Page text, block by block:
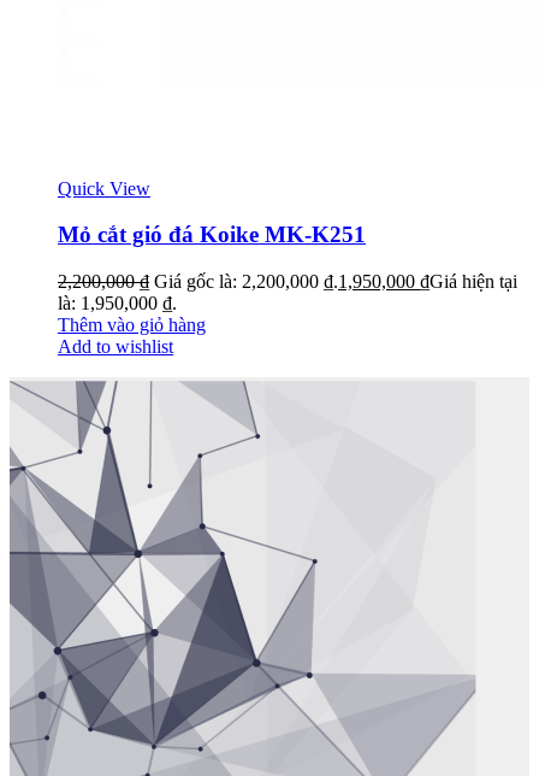
Quick View
Mỏ cắt gió đá Koike MK-K251
2,200,000₫ Giá gốc là: 2,200,000 ₫.1,950,000 ₫Giá hiện tại
là: 1,950,000 ₫.
Thêm vào giỏ hàng
Add to wishlist